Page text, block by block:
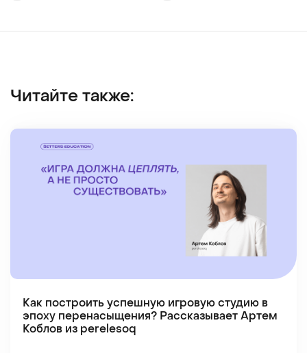
Читайте также:
Как построить успешную игровую студию в
эпоху перенасыщения? Рассказывает Артем
Коблов из perelesoq